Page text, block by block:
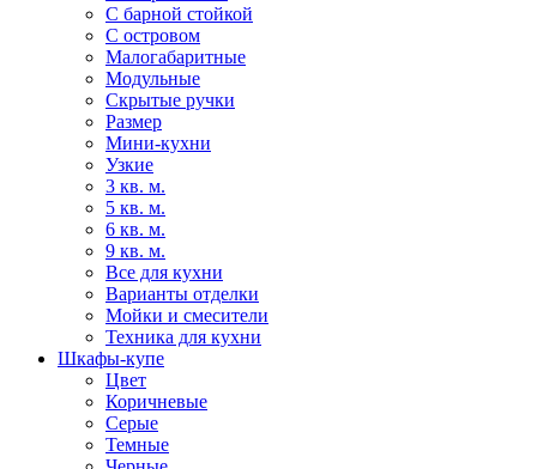
С барной стойкой
С островом
Малогабаритные
Модульные
Скрытые ручки
Размер
Мини-кухни
Узкие
3 кв. м.
5 кв. м.
6 кв. м.
9 кв. м.
Все для кухни
Варианты отделки
Мойки и смесители
Техника для кухни
Шкафы-купе
Цвет
Коричневые
Серые
Темные